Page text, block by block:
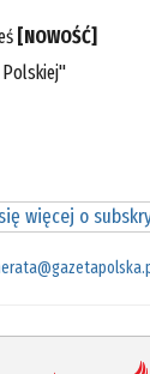
[NOWOŚĆ]
Polskiej"
więcej o